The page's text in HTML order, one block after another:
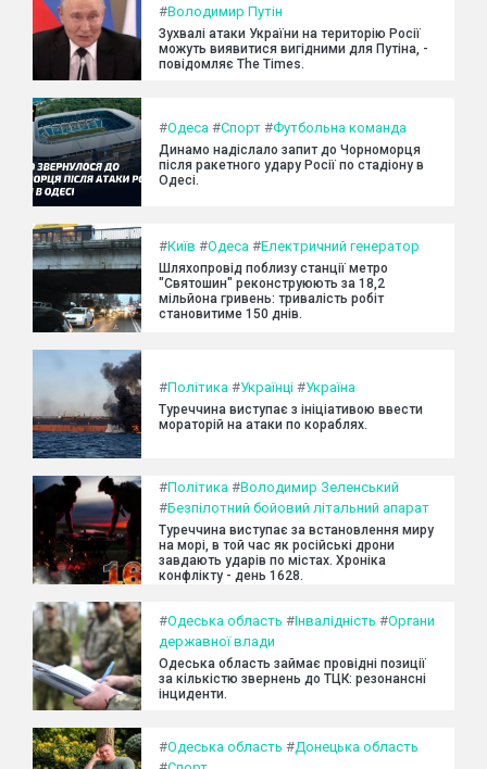
#Володимир Путін
Зухвалі атаки України на територію Росії
можуть виявитися вигідними для Путіна, -
повідомляє The Times.
#Одеса #Спорт #Футбольна команда
Динамо надіслало запит до Чорноморця
після ракетного удару Росії по стадіону в
Одесі.
#Київ #Одеса #Електричний генератор
Шляхопровід поблизу станції метро
"Святошин" реконструюють за 18,2
мільйона гривень: тривалість робіт
становитиме 150 днів.
#Політика #Українці #Україна
Туреччина виступає з ініціативою ввести
мораторій на атаки по кораблях.
#Політика #Володимир Зеленський
#Безпілотний бойовий літальний апарат
Туреччина виступає за встановлення миру
на морі, в той час як російські дрони
завдають ударів по містах. Хроніка
конфлікту - день 1628.
#Одеська область #Інвалідність #Органи
державної влади
Одеська область займає провідні позиції
за кількістю звернень до ТЦК: резонансні
інциденти.
#Одеська область #Донецька область